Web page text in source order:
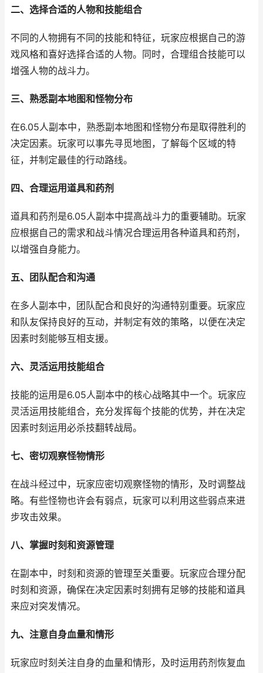
二、选择合适的人物和技能组合
不同的人物拥有不同的技能和特征，玩家应根据自己的游
戏风格和喜好选择合适的人物。同时，合理组合技能可以
增强人物的战斗力。
三、熟悉副本地图和怪物分布
在6.05人副本中，熟悉副本地图和怪物分布是取得胜利的
决定因素。玩家可以事先寻觅地图，了解每个区域的特
征，并制定最佳的行动路线。
四、合理运用道具和药剂
道具和药剂是6.05人副本中提高战斗力的重要辅助。玩家
应根据自己的需求和战斗情况合理运用各种道具和药剂，
以增强自身能力。
五、团队配合和沟通
在多人副本中，团队配合和良好的沟通特别重要。玩家应
和队友保持良好的互动，并制定有效的策略，以便在决定
因素时刻能够互相支援。
六、灵活运用技能组合
技能的运用是6.05人副本中的核心战略其中一个。玩家应
灵活运用技能组合，充分发挥每个技能的优势，并在决定
因素时刻运用必杀技翻转战局。
七、密切观察怪物情形
在战斗经过中，玩家应密切观察怪物的情形，及时调整战
略。有些怪物也许会有弱点，玩家可以利用这些弱点来进
步攻击效果。
八、掌握时刻和资源管理
在副本中，时刻和资源的管理至关重要。玩家应合理分配
时刻和资源，确保在决定因素时刻拥有足够的技能和道具
来应对突发情况。
九、注意自身血量和情形
玩家应时刻关注自身的血量和情形，及时运用药剂恢复血